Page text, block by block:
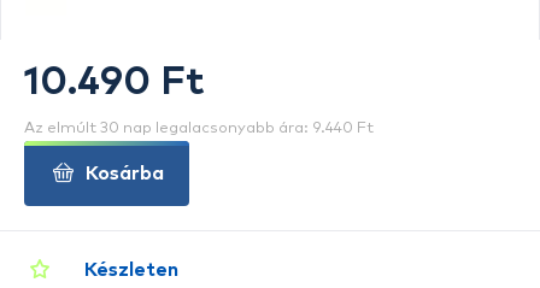
Készleten
10.490 Ft
Az elmúlt 30 nap legalacsonyabb ára: 9.440 Ft
Kosárba